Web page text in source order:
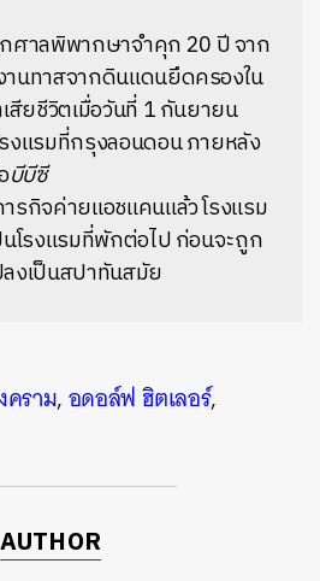
าลพิพากษาจำคุก 20 ปี จาก
านทาสจากดินแดนยึดครองใน
สียชีวิตเมื่อวันที่ 1 กันยายน
งแรมที่กรุงลอนดอน ภายหลัง
บีบีซี
รกิจค่ายแอชแคนแล้ว โรงแรม
นโรงแรมที่พักต่อไป ก่อนจะถูก
งเป็นสปาทันสมัย
คราม,อดอล์ฟ ฮิตเลอร์,
AUTHOR